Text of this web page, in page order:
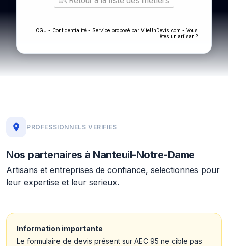
CGU - Confidentialité - Service proposé par ViteUnDevis.com - Vous
êtes un artisan ?
PROFESSIONNELS VERIFIES
Nos partenaires à Nanteuil-Notre-Dame
Artisans et entreprises de confiance, selectionnes pour
leur expertise et leur serieux.
Information importante
Le formulaire de devis présent sur AEC 95 ne cible pas